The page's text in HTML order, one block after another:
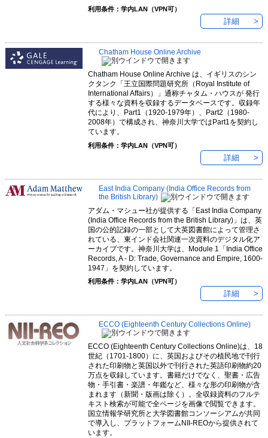
利用条件：学内LAN（VPN可）
詳細
Chatham House Online Archive
Chatham House Online Archive は、イギリスのシン
クタンク「王立国際問題研究所（Royal Institute of
International Affairs）」通称チャタム・ハウスが 発行
する様々な資料を収録するデータベースです。収録年
代により、Part1（1920-1979年）、Part2（1980-
2008年）で構成され、神奈川大学ではPart1を契約し
ています。
利用条件：学内LAN（VPN可）
詳細
East India Company (India Office Records from
the British Library)
アダム・マシュー社が提供する「East India Company
(India Office Records from the British Library)」は、英
国の公的記録の一部として大英図書館によって管理さ
れている、東インド会社関連一次資料のデジタル化ア
ーカイブです。神奈川大学は、Module 1「India Office
Records, A - D: Trade, Governance and Empire, 1600-
1947」を契約しています。
利用条件：学内LAN（VPN可）
詳細
ECCO (Eighteenth Century Collections Online)
ECCO (Eighteenth Century Collections Online)は、18
世紀（1701-1800）に、英国およびその植民地で刊行
された印刷物と英国以外で刊行された英語印刷物約20
万点を収録しています。書籍だけでなく、聖書・広告
物・手引書・楽譜・年鑑など、様々な形の印刷物が含
まれます（新聞・版画は除く）。全収録資料のフルテ
キスト検索が可能で全ページを画像で閲覧できます。
国立情報学研究所と大学図書館コンソーシアムが共同
で導入し、プラットフォームNII-REOから提供されて
います。